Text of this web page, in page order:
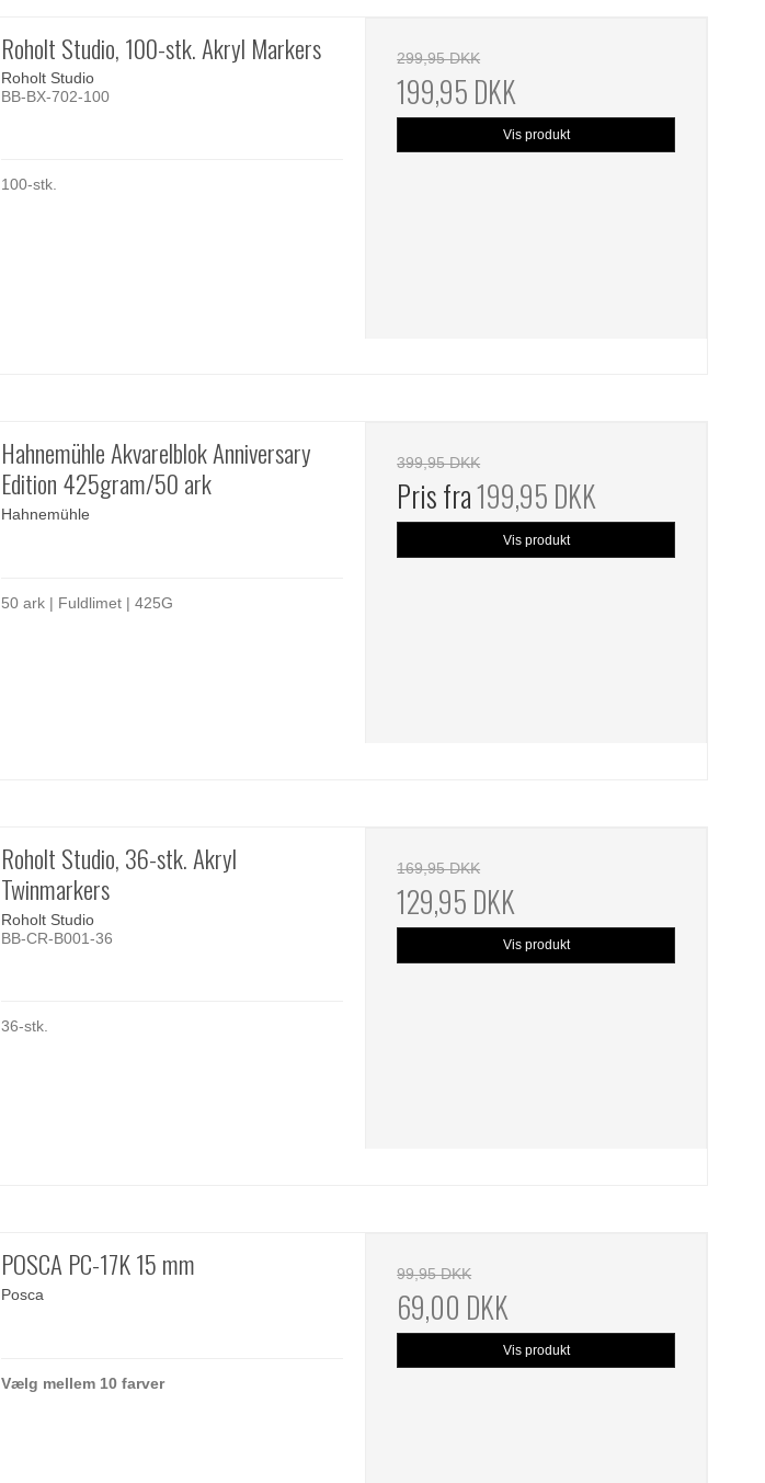
Roholt Studio, 100-stk. Akryl Markers
Roholt Studio
BB-BX-702-100
100-stk.
299,95 DKK
199,95 DKK
Vis produkt
Hahnemühle Akvarelblok Anniversary
Edition 425gram/50 ark
Hahnemühle
50 ark | Fuldlimet | 425G
399,95 DKK
Pris fra199,95 DKK
Vis produkt
Roholt Studio, 36-stk. Akryl
Twinmarkers
Roholt Studio
BB-CR-B001-36
36-stk.
169,95 DKK
129,95 DKK
Vis produkt
POSCA PC-17K 15 mm
Posca
Vælg mellem 10 farver
99,95 DKK
69,00 DKK
Vis produkt